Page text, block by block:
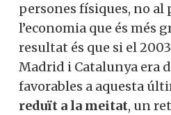
persones físiques, no al
l’economia que és més
resultat és que si el
Madrid i Catalunya era
favorables a aquesta
reduït a la meitat, un